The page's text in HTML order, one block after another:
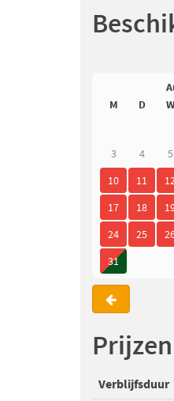
M
D W
3
4 5
10
11
17
18
24
25
31
Prijzen
Verblijfsduur